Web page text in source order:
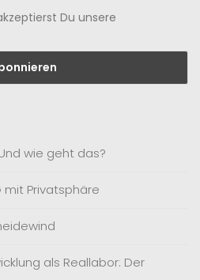
Du unsere
wie geht das?
mit Privatsphäre
als Reallabor: Der